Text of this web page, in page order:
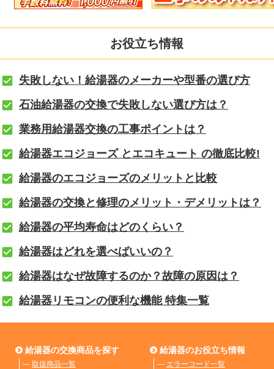
お役立ち情報
失敗しない！給湯器のメーカーや型番の選び方
石油給湯器の交換で失敗しない選び方は？
業務用給湯器交換の工事ポイントは？
給湯器エコジョーズ とエコキュート の徹底比較!
給湯器のエコジョーズのメリットと比較
給湯器の交換と修理のメリット・デメリットは？
給湯器の平均寿命はどのくらい？
給湯器はどれを選べばいいの？
給湯器はなぜ故障するのか？故障の原因は？
給湯器リモコンの便利な機能 特集一覧
給湯器の交換商品を探す
― 取扱商品一覧
給湯器のお役立ち情報
― エラーコード一覧